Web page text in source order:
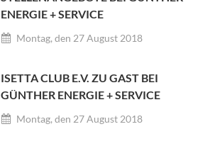
ENERGIE + SERVICE
Montag, den 27 August 2018
ISETTA CLUB E.V. ZU GAST BEI
GÜNTHER ENERGIE + SERVICE
Montag, den 27 August 2018